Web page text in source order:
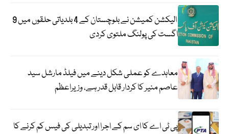
الیکشن کمیشن نے بلوچستان کے 4 بلدیاتی حلقوں میں 9
اگست کی پولنگ ملتوی کردی
معاہدے کو عملی شکل دینے میں فیلڈ مارشل سید
عاصم منیر کا کردار قابل قدر ہے، وزیراعظم
پی ٹی اے کا ای سم کے اجرا اور تبدیلی کی فیس کم کرنے کا